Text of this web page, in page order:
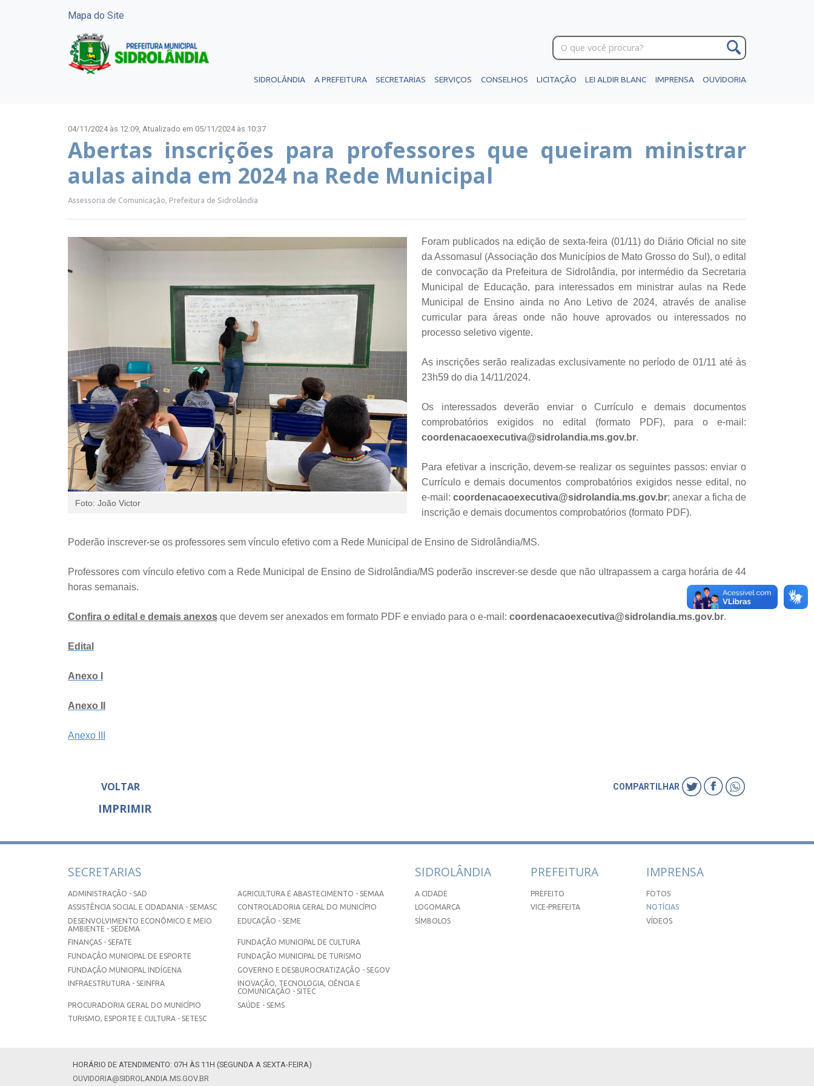
Mapa do Site
SIDROLÂNDIA A PREFEITURA SECRETARIAS SERVIÇOS CONSELHOS LICITAÇÃO LEI ALDIR BLANC IMPRENSA OUVIDORIA
04/11/2024 às 12:09, Atualizado em 05/11/2024 às 10:37
Abertas inscrições para professores que queiram ministrar
aulas ainda em 2024 na Rede Municipal
Assessoria de Comunicação, Prefeitura de Sidrolândia
Foto: João Victor
Foram publicados na edição de sexta-feira (01/11) do Diário Oficial no site
da Assomasul (Associação dos Municípios de Mato Grosso do Sul), o edital
de convocação da Prefeitura de Sidrolândia, por intermédio da Secretaria
Municipal de Educação, para interessados em ministrar aulas na Rede
Municipal de Ensino ainda no Ano Letivo de 2024, através de analise
curricular para áreas onde não houve aprovados ou interessados no
processo seletivo vigente.
As inscrições serão realizadas exclusivamente no período de 01/11 até às
23h59 do dia 14/11/2024.
Os interessados deverão enviar o Currículo e demais documentos
comprobatórios exigidos no edital (formato PDF), para o e-mail:
coordenacaoexecutiva@sidrolandia.ms.gov.br.
Para efetivar a inscrição, devem-se realizar os seguintes passos: enviar o
Currículo e demais documentos comprobatórios exigidos nesse edital, no
e-mail: coordenacaoexecutiva@sidrolandia.ms.gov.br; anexar a ficha de
inscrição e demais documentos comprobatórios (formato PDF).
Poderão inscrever-se os professores sem vínculo efetivo com a Rede Municipal de Ensino de Sidrolândia/MS.
Professores com vínculo efetivo com a Rede Municipal de Ensino de Sidrolândia/MS poderão inscrever-se desde que não ultrapassem a carga horária de 44
horas semanais.
Confira o edital e demais anexos que devem ser anexados em formato PDF e enviado para o e-mail: coordenacaoexecutiva@sidrolandia.ms.gov.br.
Edital
Anexo I
Anexo II
Anexo III
VOLTAR
IMPRIMIR
COMPARTILHAR
SECRETARIAS
ADMINISTRAÇÃO - SAD
AGRICULTURA E ABASTECIMENTO - SEMAA
ASSISTÊNCIA SOCIAL E CIDADANIA - SEMASC
CONTROLADORIA GERAL DO MUNICÍPIO
DESENVOLVIMENTO ECONÔMICO E MEIO
AMBIENTE - SEDEMA
EDUCAÇÃO - SEME
FINANÇAS - SEFATE
FUNDAÇÃO MUNICIPAL DE CULTURA
FUNDAÇÃO MUNICIPAL DE ESPORTE
FUNDAÇÃO MUNICIPAL DE TURISMO
FUNDAÇÃO MUNICIPAL INDÍGENA
GOVERNO E DESBUROCRATIZAÇÃO - SEGOV
INFRAESTRUTURA - SEINFRA
INOVAÇÃO, TECNOLOGIA, CIÊNCIA E
COMUNICAÇÃO - SITEC
PROCURADORIA GERAL DO MUNICÍPIO
SAÚDE - SEMS
TURISMO, ESPORTE E CULTURA - SETESC
SIDROLÂNDIA
A CIDADE
LOGOMARCA
SÍMBOLOS
PREFEITURA
PREFEITO
VICE-PREFEITA
IMPRENSA
FOTOS
NOTÍCIAS
VÍDEOS
HORÁRIO DE ATENDIMENTO: 07H ÀS 11H (SEGUNDA A SEXTA-FEIRA)
OUVIDORIA@SIDROLANDIA.MS.GOV.BR